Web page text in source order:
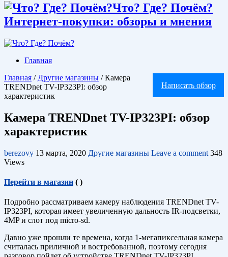
Что? Где? Почём?
Интернет-покупки: обзоры и мнения
Главная
Написать обзор
Главная / Другие магазины / Камера
TRENDnet TV-IP323PI: обзор
характеристик
Камера TRENDnet TV-IP323PI: обзор
характеристик
berezovy 13 марта, 2020 Другие магазины Leave a comment 348
Views
Перейти в магазин ( )
Подробно рассматриваем камеру наблюдения TRENDnet TV-
IP323PI, которая имеет увеличенную дальность IR-подсветки,
4MP и слот под micro-sd.
Давно уже прошли те времена, когда 1-мегапиксельная камера
считалась приличной и востребованной, поэтому сегодня